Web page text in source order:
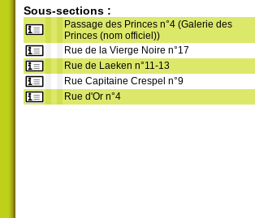
Sous-sections :
Passage des Princes n°4 (Galerie des
Princes (nom officiel))
Rue de la Vierge Noire n°17
Rue de Laeken n°11-13
Rue Capitaine Crespel n°9
Rue d'Or n°4